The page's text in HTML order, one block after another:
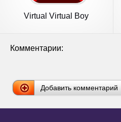
Virtual Virtual Boy
Комментарии:
Добавить комментарий